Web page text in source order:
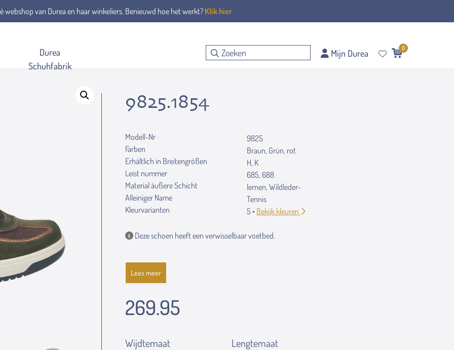
webshop van Durea en haar winkeliers. Benieuwd hoe het werkt? Klik hier
Durea
Schuhfabrik
Mijn Durea 0
9825.1854
Modell-Nr
9825
Farben
Braun, Grün, rot
Erhältlich in Breitengrößen
H, K
Leist nummer
685, 688
Material äußere Schicht
lernen, Wildleder-
Alleiniger Name
Tennis
Kleurvarianten
5 • Bekijk kleuren
Deze schoen heeft een verwisselbaar voetbed.
Lees meer
269.95
Wijdtemaat Lengtemaat